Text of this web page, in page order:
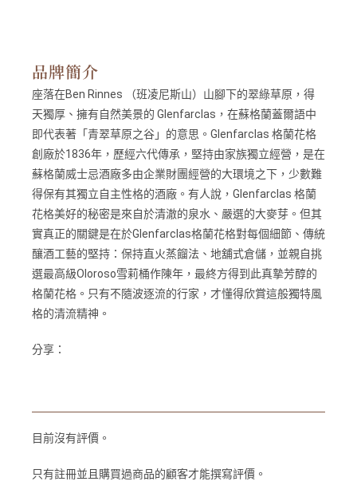
品牌簡介
座落在Ben Rinnes （班凌尼斯山）山腳下的翠綠草原，得
天獨厚、擁有自然美景的 Glenfarclas，在蘇格蘭蓋爾語中
即代表著「青翠草原之谷」的意思。Glenfarclas 格蘭花格
創廠於1836年，歷經六代傳承，堅持由家族獨立經營，是在
蘇格蘭威士忌酒廠多由企業財團經營的大環境之下，少數難
得保有其獨立自主性格的酒廠。有人說，Glenfarclas 格蘭
花格美好的秘密是來自於清澈的泉水、嚴選的大麥芽。但其
實真正的關鍵是在於Glenfarclas格蘭花格對每個細節、傳統
釀酒工藝的堅持：保持直火蒸餾法、地舖式倉儲，並親自挑
選最高級Oloroso雪莉桶作陳年，最終方得到此真摯芳醇的
格蘭花格。只有不隨波逐流的行家，才懂得欣賞這般獨特風
格的清流精神。
分享：
目前沒有評價。
只有註冊並且購買過商品的顧客才能撰寫評價。